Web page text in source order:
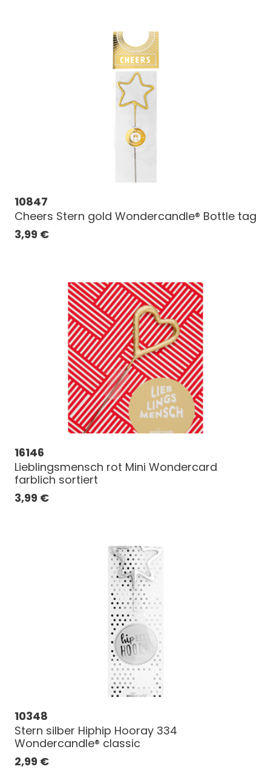
10847
Cheers Stern gold Wondercandle® Bottle tag
3,99 €
16146
Lieblingsmensch rot Mini Wondercard
farblich sortiert
3,99 €
10348
Stern silber Hiphip Hooray 334
Wondercandle® classic
2,99 €